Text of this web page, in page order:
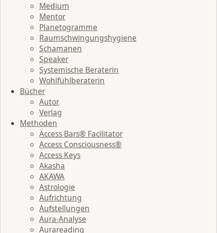
Medium
Mentor
Planetogramme
Raumschwingungshygiene
Schamanen
Speaker
Systemische Beraterin
Wohlfühlberaterin
Bücher
Autor
Verlag
Methoden
Access Bars® Facilitator
Access Consciousness®
Access Keys
Akasha
AKAWA
Astrologie
Aufrichtung
Aufstellungen
Aura-Analyse
Aurareading